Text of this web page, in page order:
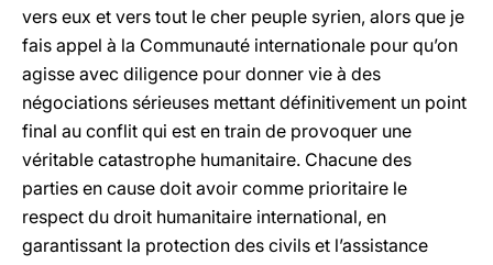
vers eux et vers tout le cher peuple syrien, alors que je
fais appel à la Communauté internationale pour qu’on
agisse avec diligence pour donner vie à des
négociations sérieuses mettant définitivement un point
final au conflit qui est en train de provoquer une
véritable catastrophe humanitaire. Chacune des
parties en cause doit avoir comme prioritaire le
respect du droit humanitaire international, en
garantissant la protection des civils et l’assistance